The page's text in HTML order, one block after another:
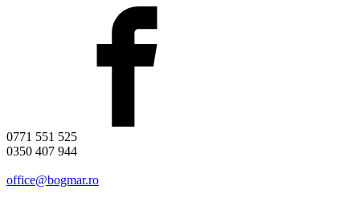
0771 551 525
0350 407 944
office@bogmar.ro